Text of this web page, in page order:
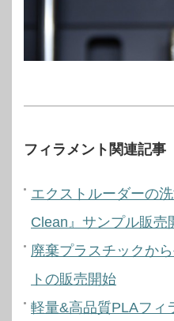
フィラメント関連記事
エクストルーダーの
Clean』サンプル販売
廃棄プラスチックか
トの販売開始
軽量&高品質PLAフィ